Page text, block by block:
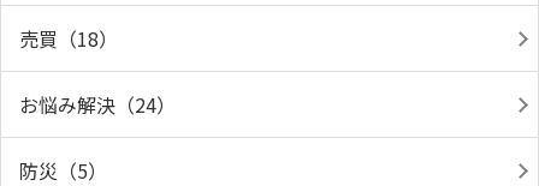
売買（18）
お悩み解決（24）
防災（5）